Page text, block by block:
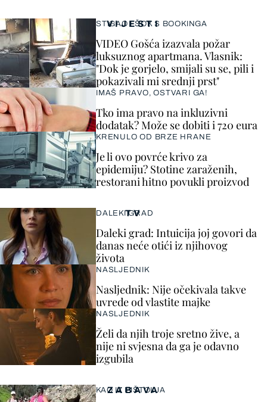
VIJESTI
STIGAO I ŠOK S BOOKINGA
VIDEO Gošća izazvala požar
luksuznog apartmana. Vlasnik:
"Dok je gorjelo, smijali su se, pili i
pokazivali mi srednji prst"
IMAŠ PRAVO, OSTVARI GA!
Tko ima pravo na inkluzivni
dodatak? Može se dobiti i 720 eura
KRENULO OD BRZE HRANE
Je li ovo povrće krivo za
epidemiju? Stotine zaraženih,
restorani hitno povukli proizvod
ZABAVA
KAO IZ PIŠTOLJA
TV
DALEKI GRAD
Daleki grad: Intuicija joj govori da
danas neće otići iz njihovog
života
NASLJEDNIK
Nasljednik: Nije očekivala takve
uvrede od vlastite majke
NASLJEDNIK
Želi da njih troje sretno žive, a
nije ni svjesna da ga je odavno
izgubila